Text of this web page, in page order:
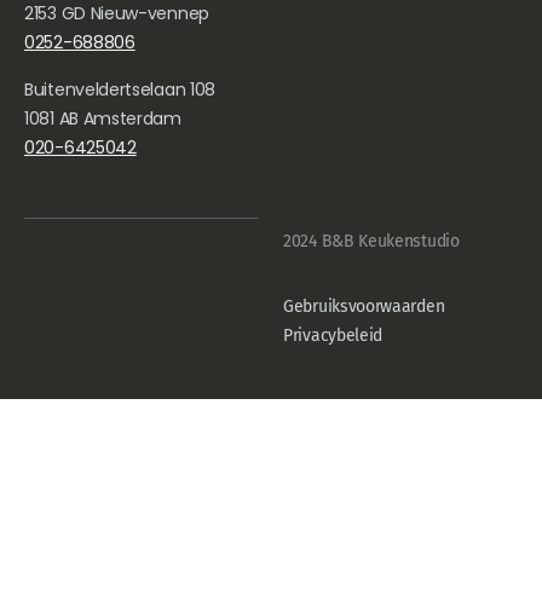
2153 GD Nieuw-vennep
0252-688806
Buitenveldertselaan 108
1081 AB Amsterdam
020-6425042
Gebruiksvoorwaarden
Privacybeleid
2024 B&B Keukenstudio